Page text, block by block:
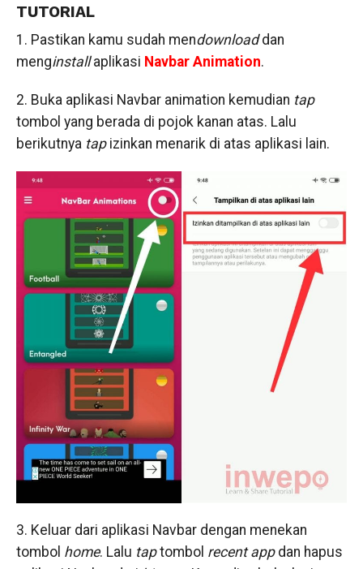
TUTORIAL
1. Pastikan kamu sudah mendownloaddan
menginstallaplikasi Navbar Animation.
2. Buka aplikasi Navbar animation kemudian tap
tombol yang berada di pojok kanan atas. Lalu
berikutnya tapizinkan menarik di atas aplikasi lain.
3. Keluar dari aplikasi Navbar dengan menekan
tombol home. Lalu taptombol recent appdan hapus